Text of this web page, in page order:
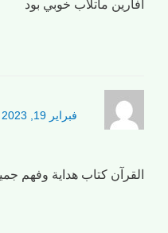
أفارين ماتلاب خوبي بود
فبراير 19, 2023 الساعة 6:05 ص
القرآن كتاب هداية وفهم